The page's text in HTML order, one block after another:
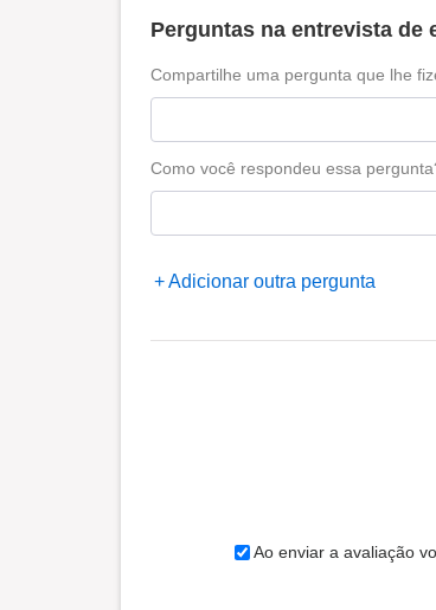
Perguntas na entrevista de
Compartilhe uma pergunta que lhe
Como você respondeu essa
Adicionar outra pergunta
Ao enviar a avaliação